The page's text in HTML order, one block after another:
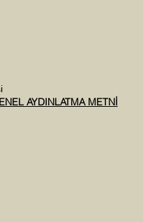
AYDINLATMA METNİ